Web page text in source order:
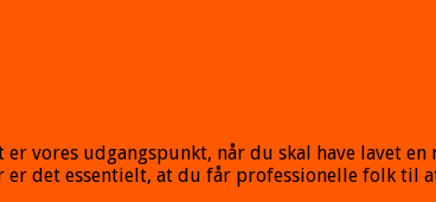
vores udgangspunkt, når du skal have lavet
det essentielt, at du får professionelle folk til